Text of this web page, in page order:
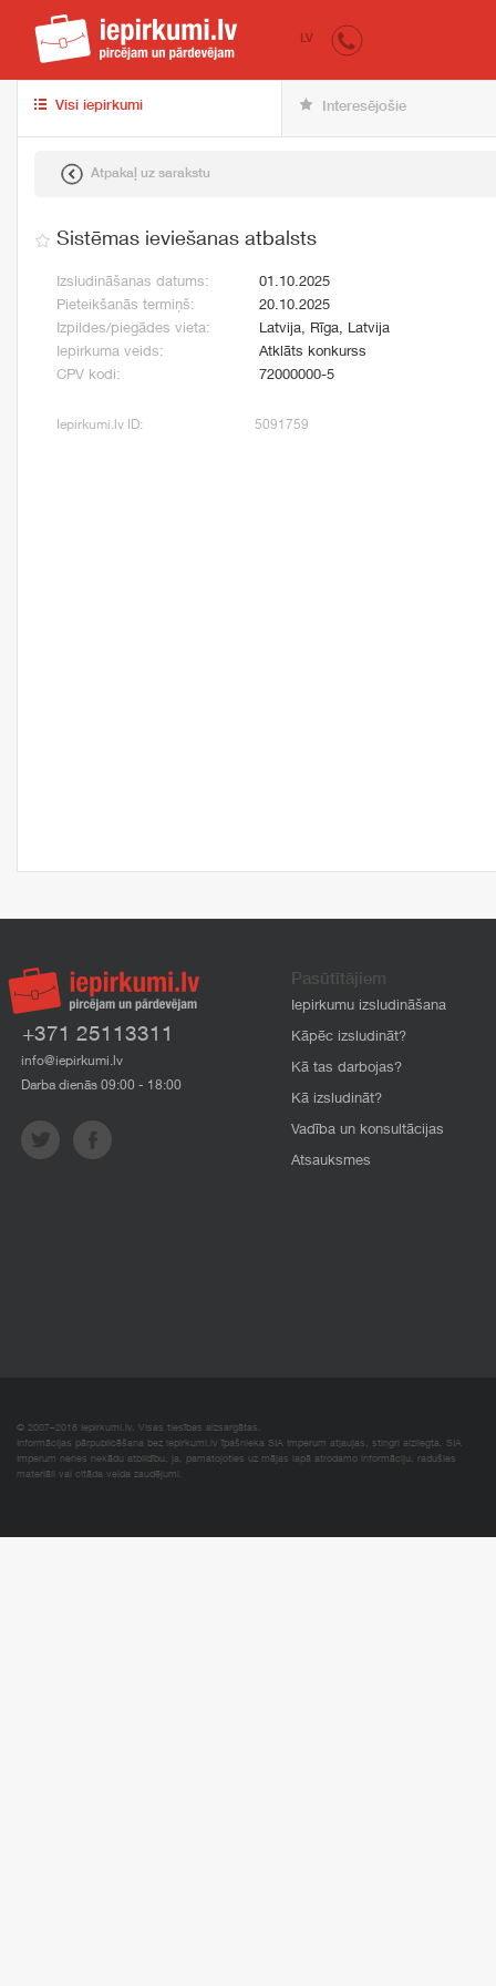
iepirkumi.lv
LV
Visi iepirkumi Interesējošie
Atpakaļ uz sarakstu
Sistēmas ieviešanas atbalsts
Izsludināšanas datums:
01.10.2025
Pieteikšanās termiņš:
20.10.2025
Izpildes/piegādes vieta:
Latvija, Rīga, Latvija
Iepirkuma veids:
Atklāts konkurss
CPV kodi:
72000000-5
Iepirkumi.lv ID: 5091759
+371 25113311
info@iepirkumi.lv
Darba dienās 09:00 - 18:00
Pasūtītājiem
Iepirkumu izsludināšana
Kāpēc izsludināt?
Kā tas darbojas?
Kā izsludināt?
Vadība un konsultācijas
Atsauksmes
© 2007–2018 Iepirkumi.lv. Visas tiesības aizsargātas.
Informācijas pārpublicēšana bez iepirkumi.lv īpašnieka SIA Imperum atļaujas, stingri aizliegta. SIA
Imperum nenes nekādu atbildību, ja, pamatojoties uz mājas lapā atrodamo informāciju, radušies
materiāli vai citāda veida zaudējumi.